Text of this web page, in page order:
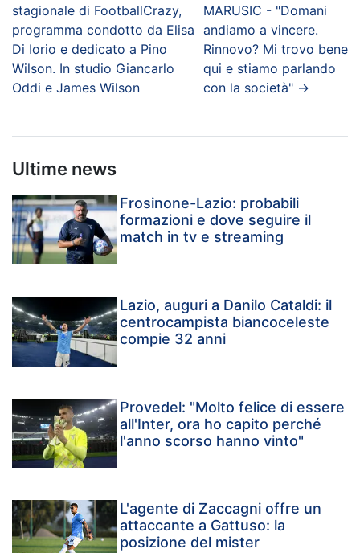
stagionale di FootballCrazy,
programma condotto da Elisa
Di Iorio e dedicato a Pino
Wilson. In studio Giancarlo
Oddi e James Wilson
MARUSIC - "Domani
andiamo a vincere.
Rinnovo? Mi trovo bene
qui e stiamo parlando
con la società"→
Ultime news
Frosinone-Lazio: probabili
formazioni e dove seguire il
match in tv e streaming
Lazio, auguri a Danilo Cataldi: il
centrocampista biancoceleste
compie 32 anni
Provedel: "Molto felice di essere
all'Inter, ora ho capito perché
l'anno scorso hanno vinto"
L'agente di Zaccagni offre un
attaccante a Gattuso: la
posizione del mister